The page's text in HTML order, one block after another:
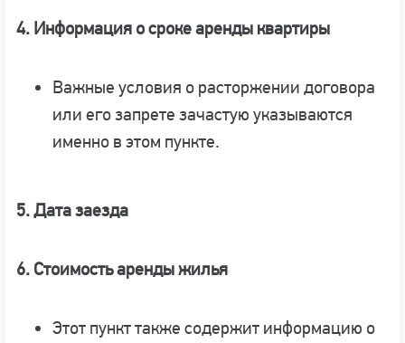
4. Информация о сроке аренды квартиры
Важные условия о расторжении договора
или его запрете зачастую указываются
именно в этом пункте.
5. Дата заезда
6. Стоимость аренды жилья
Этот пункт также содержит информацию о